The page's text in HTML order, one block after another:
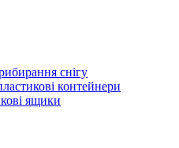
снігу
контейнери
ящики